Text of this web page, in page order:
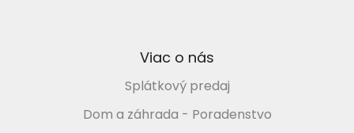
Viac o nás
Splátkový predaj
Dom a záhrada - Poradenstvo